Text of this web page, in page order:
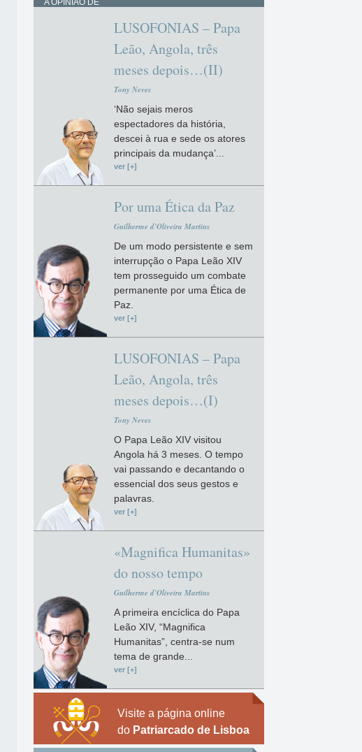
A OPINIÃO DE
LUSOFONIAS – Papa
Leão, Angola, três
meses depois…(II)
Tony Neves
‘Não sejais meros
espectadores da história,
descei à rua e sede os atores
principais da mudança’...
ver [+]
Por uma Ética da Paz
Guilherme d'Oliveira Martins
De um modo persistente e sem
interrupção o Papa Leão XIV
tem prosseguido um combate
permanente por uma Ética de
Paz.
ver [+]
LUSOFONIAS – Papa
Leão, Angola, três
meses depois…(I)
Tony Neves
O Papa Leão XIV visitou
Angola há 3 meses. O tempo
vai passando e decantando o
essencial dos seus gestos e
palavras.
ver [+]
«Magnifica Humanitas»
do nosso tempo
Guilherme d'Oliveira Martins
A primeira encíclica do Papa
Leão XIV, “Magnifica
Humanitas”, centra-se num
tema de grande...
ver [+]
Visite a página online
do Patriarcado de Lisboa